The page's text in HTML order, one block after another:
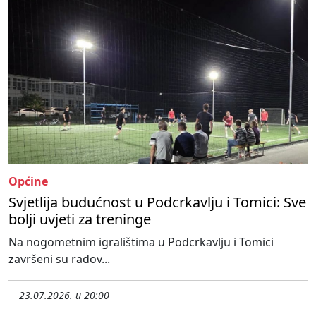
Općine
Svjetlija budućnost u Podcrkavlju i Tomici: Sve
bolji uvjeti za treninge
Na nogometnim igralištima u Podcrkavlju i Tomici
završeni su radov...
23.07.2026. u 20:00